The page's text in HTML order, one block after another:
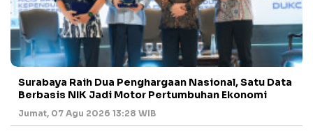
Surabaya Raih Dua Penghargaan Nasional, Satu Data
Berbasis NIK Jadi Motor Pertumbuhan Ekonomi
Jumat, 07 Agu 2026 13:28 WIB